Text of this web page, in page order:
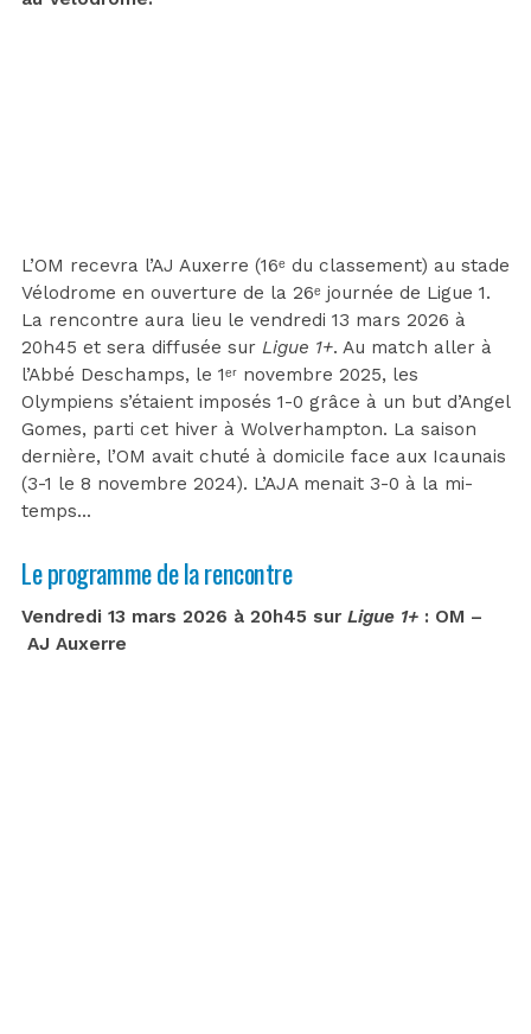
L’OM recevra l’AJ Auxerre (16ᵉ du classement) au stade
Vélodrome en ouverture de la 26ᵉ journée de Ligue 1.
La rencontre aura lieu le vendredi 13 mars 2026 à
20h45 et sera diffusée sur Ligue 1+. Au match aller à
l’Abbé Deschamps, le 1ᵉʳ novembre 2025, les
Olympiens s’étaient imposés 1-0 grâce à un but d’Angel
Gomes, parti cet hiver à Wolverhampton. La saison
dernière, l’OM avait chuté à domicile face aux Icaunais
(3-1 le 8 novembre 2024). L’AJA menait 3-0 à la mi-
temps…
Le programme de la rencontre
Vendredi 13 mars 2026 à 20h45 sur Ligue 1+ : OM –
AJ Auxerre